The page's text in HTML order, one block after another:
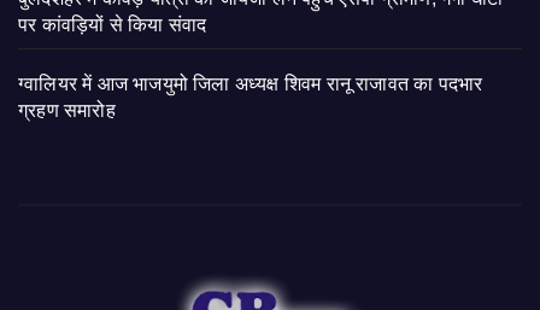
पर कांवड़ियों से किया संवाद
ग्वालियर में आज भाजयुमो जिला अध्यक्ष शिवम रानू राजावत का पदभार
ग्रहण समारोह